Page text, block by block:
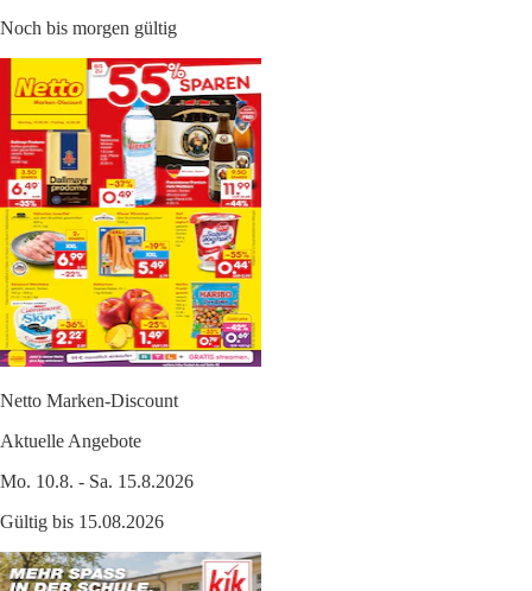
Noch bis morgen gültig
Netto Marken-Discount
Aktuelle Angebote
Mo. 10.8. - Sa. 15.8.2026
Gültig bis 15.08.2026